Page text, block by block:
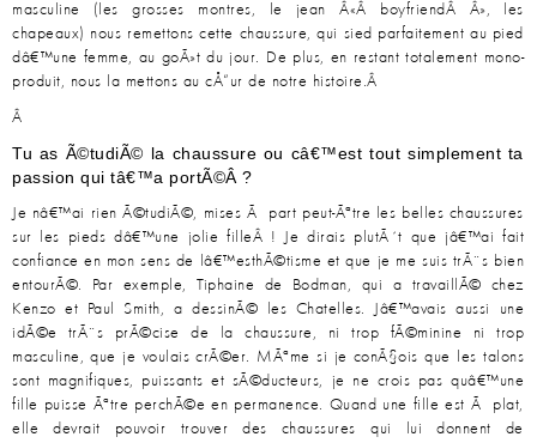
masculine (les grosses montres, le jean Â«Â boyfriendÂ Â», les
chapeaux) nous remettons cette chaussure, qui sied parfaitement au pied
dâ€™une femme, au goÃ»t du jour. De plus, en restant totalement mono-
produit, nous la mettons au cÅ“ur de notre histoire.Â
Â
Tu as Ã©tudiÃ© la chaussure ou câ€™est tout simplement ta
passion qui tâ€™a portÃ©Â ?
Je nâ€™ai rien Ã©tudiÃ©, mises Ã part peut-Ãªtre les belles chaussures
sur les pieds dâ€™une jolie filleÂ ! Je dirais plutÃ´t que jâ€™ai fait
confiance en mon sens de lâ€™esthÃ©tisme et que je me suis trÃ¨s bien
entourÃ©. Par exemple, Tiphaine de Bodman, qui a travaillÃ© chez
Kenzo et Paul Smith, a dessinÃ© les Chatelles. Jâ€™avais aussi une
idÃ©e trÃ¨s prÃ©cise de la chaussure, ni trop fÃ©minine ni trop
masculine, que je voulais crÃ©er. MÃªme si je conÃ§ois que les talons
sont magnifiques, puissants et sÃ©ducteurs, je ne crois pas quâ€™une
fille puisse Ãªtre perchÃ©e en permanence. Quand une fille est Ã plat,
elle devrait pouvoir trouver des chaussures qui lui donnent de